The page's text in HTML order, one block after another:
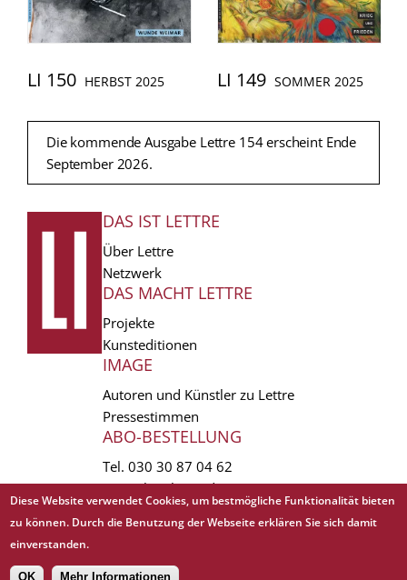
LI 150 HERBST 2025 LI 149 SOMMER 2025
Die kommende Ausgabe Lettre 154 erscheint Ende
September 2026.
FUSSZEILE
DAS IST LETTRE
Über Lettre
Netzwerk
DAS MACHT LETTRE
Projekte
Kunsteditionen
IMAGE
Autoren und Künstler zu Lettre
Pressestimmen
ABO-BESTELLUNG
Tel. 030 30 87 04 62
vertrieb(at)lettre.de
Copyright © 1988 - 2026 Lettre International. All rights reserved.
EXTRA
Diese Website verwendet Cookies, um bestmögliche Funktionalität bieten
zu können. Durch die Benutzung der Webseite erklären Sie sich damit
einverstanden.
OK Mehr Informationen